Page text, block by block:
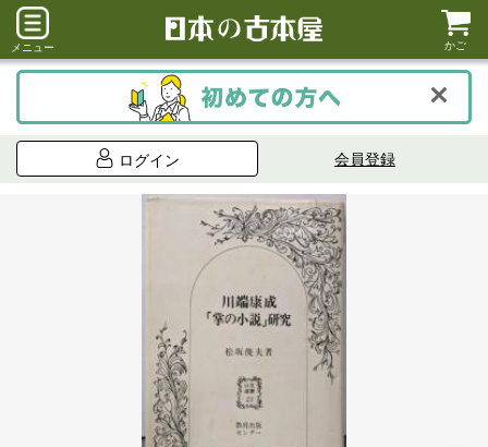
メニュー かご
ログイン 会員登録